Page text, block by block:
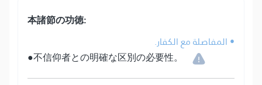
本諸節の功徳:
• المفاصلة مع الكفار.
●不信仰者との明確な区別の必要性。